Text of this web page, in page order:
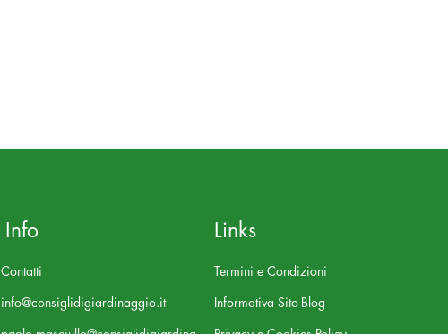
Info
Contatti
info@consiglidigiardinaggio.it
Links
Termini e Condizioni
Informativa Sito-Blog